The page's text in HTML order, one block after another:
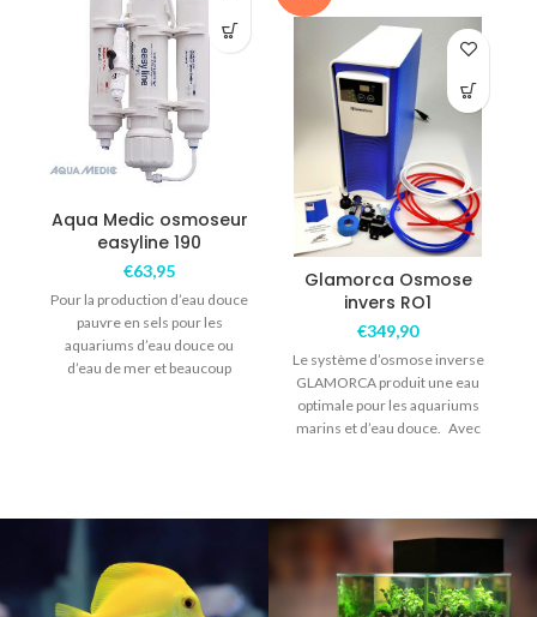
Aqua Medic osmoseur
easyline 190
€63,95
Pour la production d’eau douce
pauvre en sels pour les
aquariums d’eau douce ou
d’eau de mer et beaucoup
Glamorca Osmose
invers RO1
€349,90
Le système d’osmose inverse
GLAMORCA produit une eau
optimale pour les aquariums
marins et d’eau douce. Avec